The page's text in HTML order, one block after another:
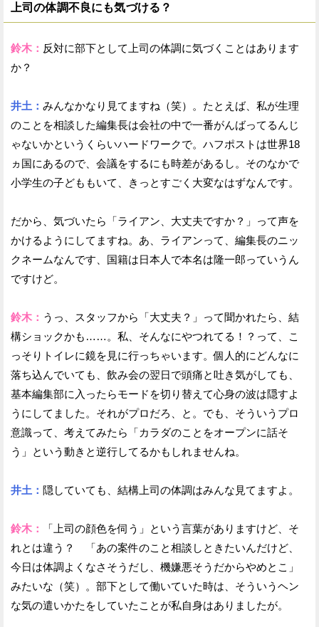
上司の体調不良にも気づける？
鈴木： 反対に部下として上司の体調に気づくことはあります
か？
井土： みんなかなり見てますね（笑）。たとえば、私が生理
のことを相談した編集長は会社の中で一番がんばってるんじ
ゃないかというくらいハードワークで。ハフポストは世界18
ヵ国にあるので、会議をするにも時差があるし。そのなかで
小学生の子どももいて、きっとすごく大変なはずなんです。
だから、気づいたら「ライアン、大丈夫ですか？」って声を
かけるようにしてますね。あ、ライアンって、編集長のニッ
クネームなんです、国籍は日本人で本名は隆一郎っていうん
ですけど。
鈴木： うっ、スタッフから「大丈夫？」って聞かれたら、結
構ショックかも……。私、そんなにやつれてる！？って、こ
っそりトイレに鏡を見に行っちゃいます。個人的にどんなに
落ち込んでいても、飲み会の翌日で頭痛と吐き気がしても、
基本編集部に入ったらモードを切り替えて心身の波は隠すよ
うにしてました。それがプロだろ、と。でも、そういうプロ
意識って、考えてみたら「カラダのことをオープンに話そ
う」という動きと逆行してるかもしれませんね。
井土： 隠していても、結構上司の体調はみんな見てますよ。
鈴木：
「上司の顔色を伺う」という言葉がありますけど、そ
れとは違う？ 「あの案件のこと相談しときたいんだけど、
今日は体調よくなさそうだし、機嫌悪そうだからやめとこ」
みたいな（笑）。部下として働いていた時は、そういうヘン
な気の遣いかたをしていたことが私自身はありましたが。